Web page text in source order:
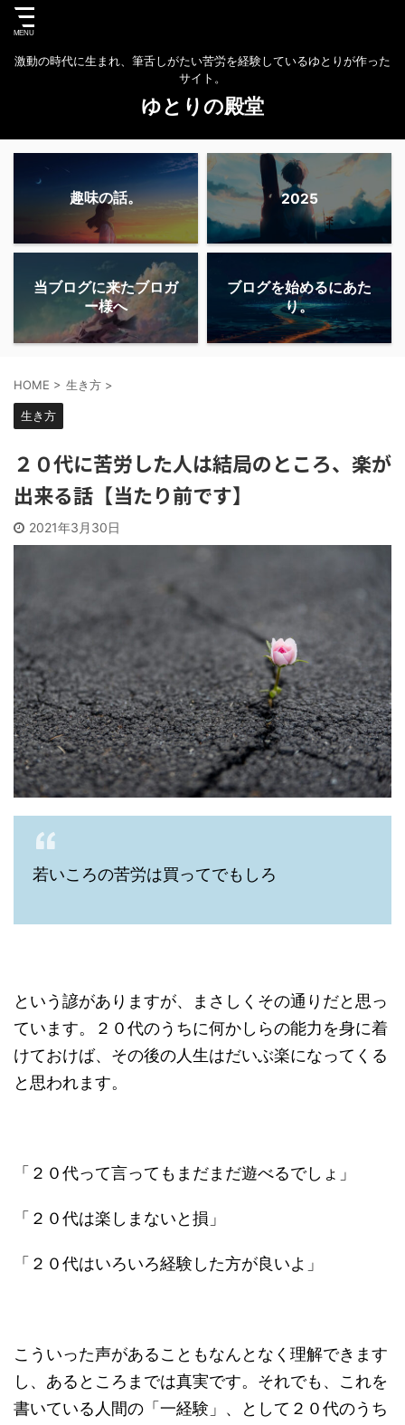
激動の時代に生まれ、筆舌しがたい苦労を経験しているゆとりが作った
サイト。
ゆとりの殿堂
趣味の話。 2025
当ブログに来たブロガ
ー様へ
ブログを始めるにあた
り。
HOME > 生き方 >
生き方
２０代に苦労した人は結局のところ、楽が
出来る話【当たり前です】
2021年3月30日
若いころの苦労は買ってでもしろ
という諺がありますが、まさしくその通りだと思っ
ています。２０代のうちに何かしらの能力を身に着
けておけば、その後の人生はだいぶ楽になってくる
と思われます。
「２０代って言ってもまだまだ遊べるでしょ」
「２０代は楽しまないと損」
「２０代はいろいろ経験した方が良いよ」
こういった声があることもなんとなく理解できます
し、あるところまでは真実です。それでも、これを
書いている人間の「一経験」、として２０代のうち